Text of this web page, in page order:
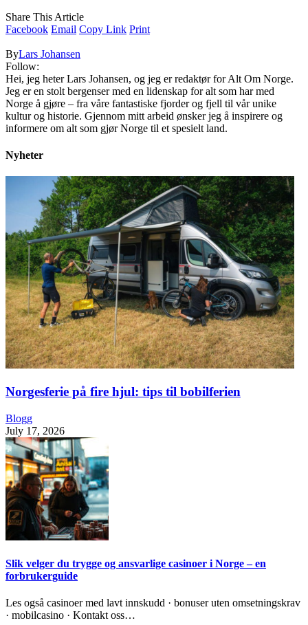
Share This Article
Facebook Email Copy Link Print
ByLars Johansen
Follow:
Hei, jeg heter Lars Johansen, og jeg er redaktør for Alt Om Norge.
Jeg er en stolt bergenser med en lidenskap for alt som har med
Norge å gjøre – fra våre fantastiske fjorder og fjell til vår unike
kultur og historie. Gjennom mitt arbeid ønsker jeg å inspirere og
informere om alt som gjør Norge til et spesielt land.
Nyheter
Norgesferie på fire hjul: tips til bobilferien
Blogg
July 17, 2026
Slik velger du trygge og ansvarlige casinoer i Norge – en
forbrukerguide
Les også casinoer med lavt innskudd · bonuser uten omsetningskrav
· mobilcasino · Kontakt oss…